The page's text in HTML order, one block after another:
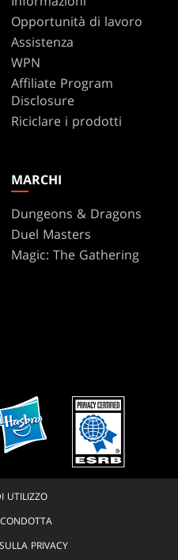
Opportunità di lavoro
Assistenza
WPN
Affiliate Program
Disclosure
Riciclare i prodotti
MARCHI
Dungeons & Dragons
Duel Masters
Magic: The Gathering
UTILIZZO
PRIVACY